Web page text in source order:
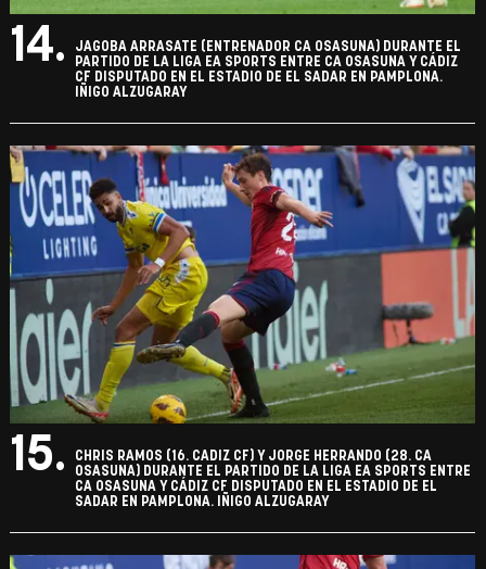
14.
JAGOBA ARRASATE (ENTRENADOR CA OSASUNA) DURANTE EL
PARTIDO DE LA LIGA EA SPORTS ENTRE CA OSASUNA Y CÁDIZ
CF DISPUTADO EN EL ESTADIO DE EL SADAR EN PAMPLONA.
IÑIGO ALZUGARAY
15.
CHRIS RAMOS (16. CADIZ CF) Y JORGE HERRANDO (28. CA
OSASUNA) DURANTE EL PARTIDO DE LA LIGA EA SPORTS ENTRE
CA OSASUNA Y CÁDIZ CF DISPUTADO EN EL ESTADIO DE EL
SADAR EN PAMPLONA. IÑIGO ALZUGARAY